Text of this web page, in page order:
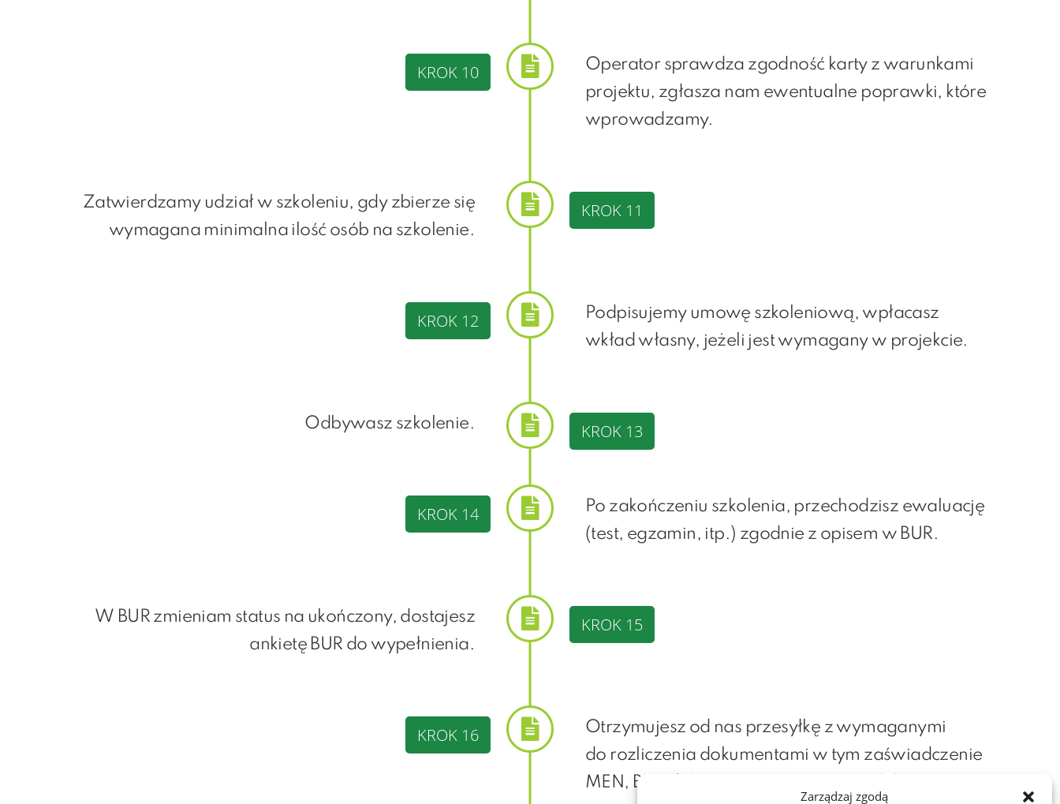
Zarządzaj zgodą
KROK 10
Operator sprawdza zgodność karty z warunkami
projektu, zgłasza nam ewentualne poprawki, które
wprowadzamy.
Zatwierdzamy udział w szkoleniu, gdy zbierze się
wymagana minimalna ilość osób na szkolenie.
KROK 11
KROK 12
Podpisujemy umowę szkoleniową, wpłacasz
wkład własny, jeżeli jest wymagany w projekcie.
Odbywasz szkolenie. KROK 13
KROK 14
Po zakończeniu szkolenia, przechodzisz ewaluację
(test, egzamin, itp.) zgodnie z opisem w BUR.
W BUR zmieniam status na ukończony, dostajesz
ankietę BUR do wypełnienia.
KROK 15
KROK 16
Otrzymujesz od nas przesyłkę z wymaganymi
do rozliczenia dokumentami w tym zaświadczenie
MEN, BUR, faktura i inne wymagane dokumenty.